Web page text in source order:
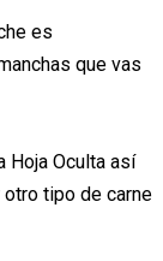
es
que vas
Hoja Oculta así
tipo de carne